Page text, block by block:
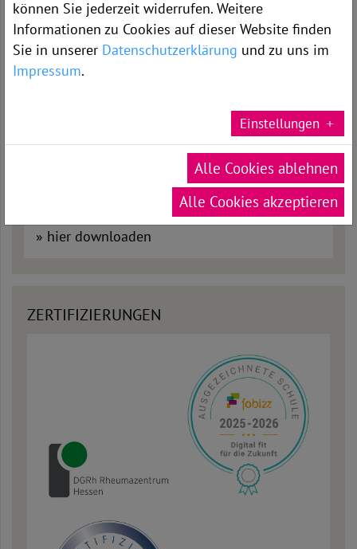
DOWNLOADS
Unsere aktuellen Flyer
» hier downloaden
ZERTIFIZIERUNGEN
können Sie jederzeit widerrufen. Weitere
Informationen zu Cookies auf dieser Website finden
Sie in unserer Datenschutzerklärung und zu uns im
Impressum.
Einstellungen
Alle Cookies ablehnen
Alle Cookies akzeptieren